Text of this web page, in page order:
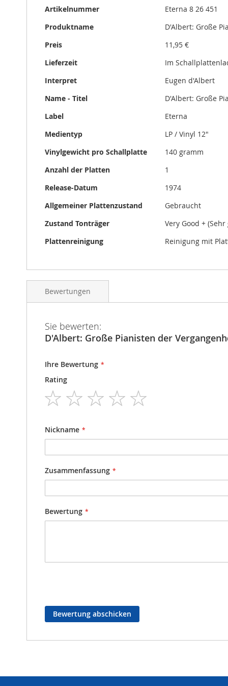
galleryMehr
Artikelnummer
Eterna 8 26 451
Produktname
D'Albert: Große
Preis
11,95 €
Lieferzeit
Im
Interpret
Eugen d'Albert
Name - Titel
D'Albert: Große
Label
Eterna
Medientyp
LP / Vinyl 12"
Vinylgewicht pro Schallplatte
140 gramm
Anzahl der Platten
1
Release-Datum
1974
Allgemeiner Plattenzustand
Gebraucht
Zustand Tonträger
Very Good + (Sehr
Plattenreinigung
Reinigung mit
Bewertungen
Sie bewerten:
D'Albert: Große Pianisten der
Ihre Bewertung
Rating
1
star
2
stars
3
stars
4
stars
Nickname
Zusammenfassung
Bewertung
Bewertung abschicken